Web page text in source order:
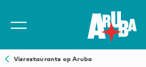
Visrestaurants op Aruba